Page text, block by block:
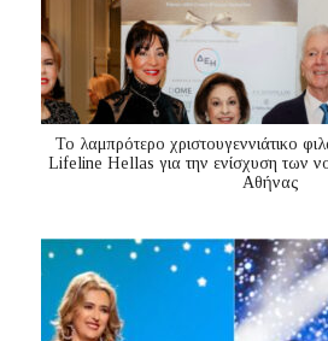
Το λαμπρότερο χριστουγεννιάτικο
Lifeline Hellas για την ενίσχυση των
Αθήνας